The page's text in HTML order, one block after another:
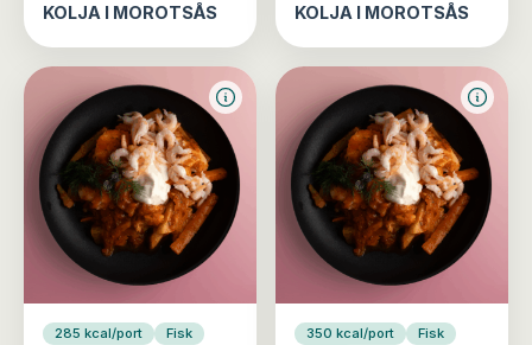
KOLJA I MOROTSÅS KOLJA I MOROTSÅS
285 kcal/port Fisk 350 kcal/port
Fisk